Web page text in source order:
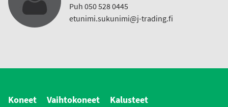
Puh 050 528 0445
etunimi.sukunimi@j-trading.fi
Koneet Vaihtokoneet
Kalusteet